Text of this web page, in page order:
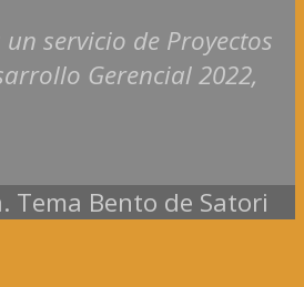
servicio de Proyectos
Gerencial 2022,
Tema Bento de Satori